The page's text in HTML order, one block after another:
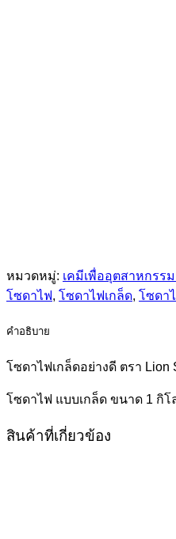
หมวดหมู่: เคมีเพื่ออุตสาหกรร
โซดาไฟ, โซดาไฟเกล็ด, โซดา
คำอธิบาย
โซดาไฟเกล็ดอย่างดี ตรา Lion
โซดาไฟ แบบเกล็ด ขนาด 1 กิโ
สินค้าที่เกี่ยวข้อง